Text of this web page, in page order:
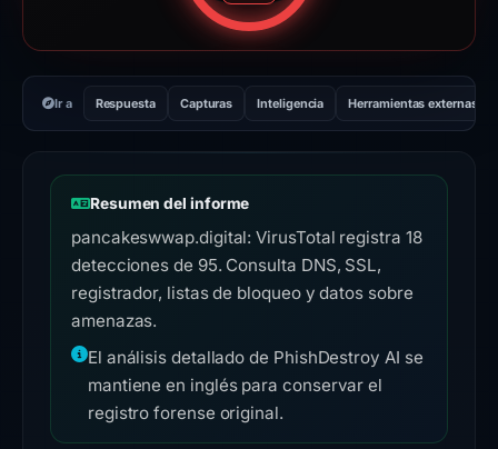
Ir a Respuesta Capturas Inteligencia Herramientas externas
Resumen del informe
pancakeswwap.digital: VirusTotal registra 18
detecciones de 95. Consulta DNS, SSL,
registrador, listas de bloqueo y datos sobre
amenazas.
El análisis detallado de PhishDestroy AI se
mantiene en inglés para conservar el
registro forense original.